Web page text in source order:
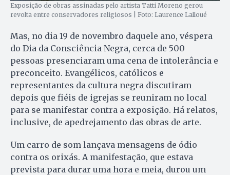
Exposição de obras assinadas pelo artista Tatti Moreno gerou
revolta entre conservadores religiosos | Foto: Laurence Lalloué
Mas, no dia 19 de novembro daquele ano, véspera
do Dia da Consciência Negra, cerca de 500
pessoas presenciaram uma cena de intolerância e
preconceito. Evangélicos, católicos e
representantes da cultura negra discutiram
depois que fiéis de igrejas se reuniram no local
para se manifestar contra a exposição. Há relatos,
inclusive, de apedrejamento das obras de arte.
Um carro de som lançava mensagens de ódio
contra os orixás. A manifestação, que estava
prevista para durar uma hora e meia, durou um